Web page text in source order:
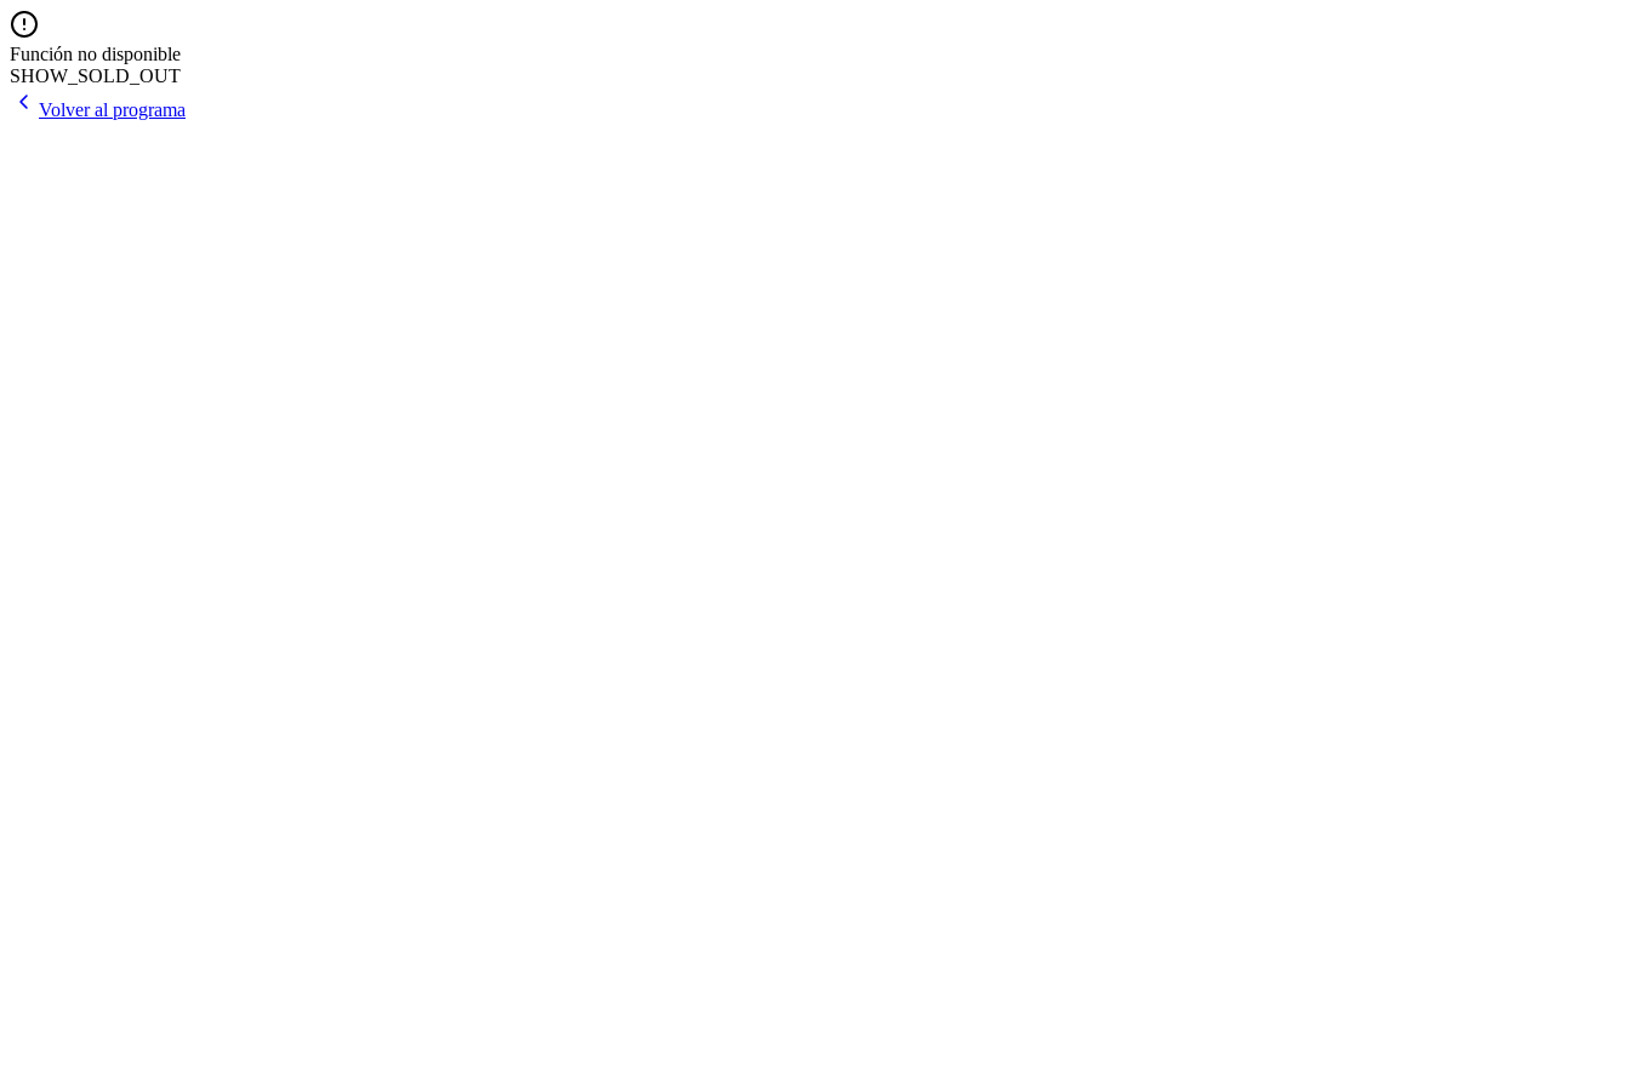
Función no disponible
SHOW_SOLD_OUT
Volver al programa